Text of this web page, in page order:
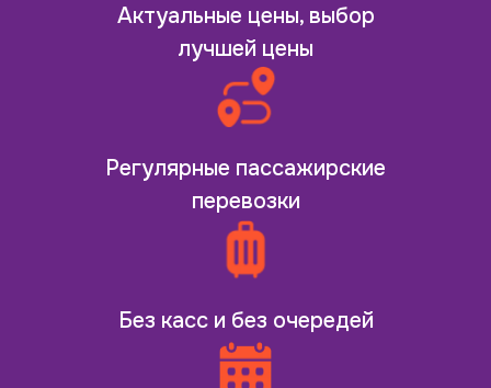
Актуальные цены, выбор
лучшей цены
Регулярные пассажирские
перевозки
Без касс и без очередей